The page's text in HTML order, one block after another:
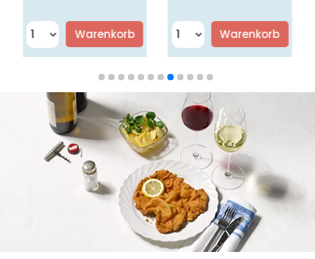
Warenkorb Warenkorb